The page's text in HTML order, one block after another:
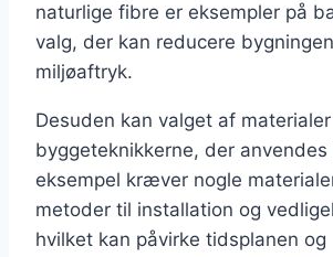
naturlige fibre er eksempler på
valg, der kan reducere
miljøaftryk.
Desuden kan valget af
byggeteknikkerne, der
eksempel kræver nogle
metoder til installation og
hvilket kan påvirke tidsplanen og